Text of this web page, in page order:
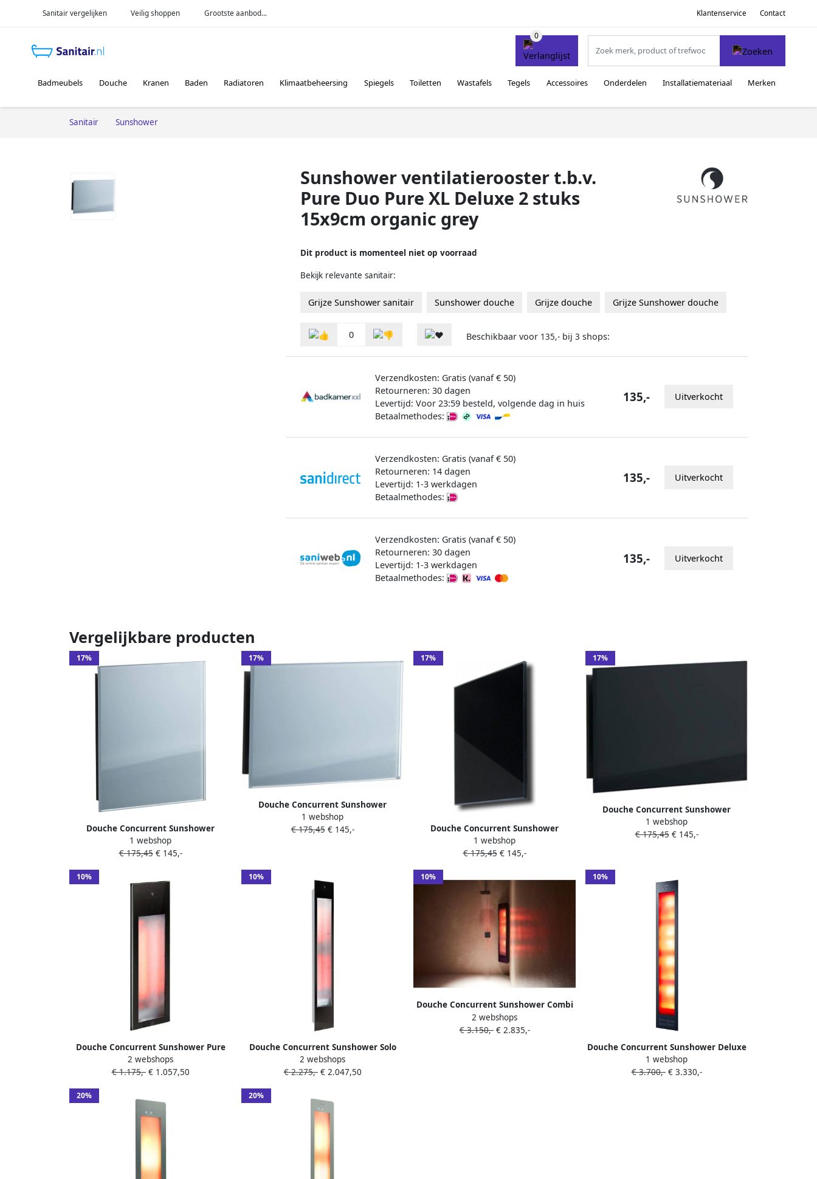
Sanitair vergelijken Veilig shoppen Grootste aanbod... Klantenservice Contact
Badmeubels Douche Kranen Baden Radiatoren Klimaatbeheersing Spiegels Toiletten Wastafels Tegels Accessoires Onderdelen Installatiemateriaal Merken
Sanitair Sunshower
Sunshower ventilatierooster t.b.v.
Pure Duo Pure XL Deluxe 2 stuks
15x9cm organic grey
Dit product is momenteel niet op voorraad
Bekijk relevante sanitair:
Grijze Sunshower sanitair Sunshower douche Grijze douche Grijze Sunshower douche
0 Beschikbaar voor 135,- bij 3 shops:
Verzendkosten: Gratis (vanaf € 50)
Retourneren: 30 dagen
Levertijd: Voor 23:59 besteld, volgende dag in huis
Betaalmethodes:
135,- Uitverkocht
Verzendkosten: Gratis (vanaf € 50)
Retourneren: 14 dagen
Levertijd: 1-3 werkdagen
Betaalmethodes:
135,- Uitverkocht
Verzendkosten: Gratis (vanaf € 50)
Retourneren: 30 dagen
Levertijd: 1-3 werkdagen
Betaalmethodes:
135,- Uitverkocht
Vergelijkbare producten
17%
Douche Concurrent Sunshower
Ventilatierooster 13x13cm Glas Wit
voor Deluxe Pure en Pure
1 webshop
€ 175,45€ 145,-
17%
Douche Concurrent Sunshower
Ventilatierooster 15x9cm Glas Wit voor
Deluxe Pure en Pure
1 webshop
€ 175,45€ 145,-
17%
Douche Concurrent Sunshower
Ventilatierooster 13x13cm Glas Zwart
voor Deluxe Pure en Pure
1 webshop
€ 175,45€ 145,-
17%
Douche Concurrent Sunshower
Ventilatierooster 15x9cm Glas Zwart
voor Deluxe Pure en Pure
1 webshop
€ 175,45€ 145,-
10%
Douche Concurrent Sunshower Pure
Black Infrarood Inbouwapparaat
19.9x61.9x10cm Half Body 1250watt
2 webshops
€ 1.175,-€ 1.057,50
10%
Douche Concurrent Sunshower Solo
Black Infrarood Opbouwapparaat
20x125x18cm Full Body 1500watt
2 webshops
€ 2.275,-€ 2.047,50
10%
Douche Concurrent Sunshower Combi
Black UV en Infrarood
Opbouwapparaat 29x144x22.8cm Full
2 webshops
€ 3.150,-€ 2.835,-
10%
Douche Concurrent Sunshower Deluxe
Black UV en Infrarood Inbouwapparaat
32x187x16cm Full Body 2000watt
1 webshop
€ 3.700,-€ 3.330,-
20% 20%